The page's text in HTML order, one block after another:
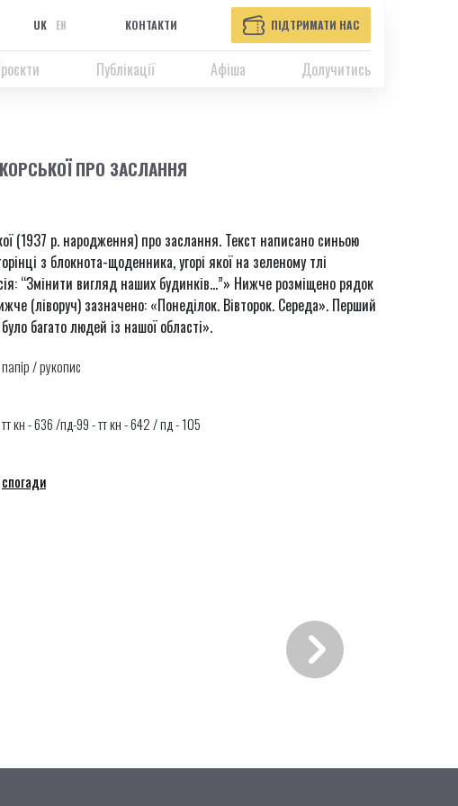
UK EN КОНТАКТИ ПІДТРИМАТИ НАС
Публікації Афіша Долучитись
ПРО ЗАСЛАННЯ
(1937 р. народження) про заслання. Текст написано синьою
з блокнота-щоденника, угорі якої на зеленому тлі
“Змінити вигляд наших будинків…”» Нижче розміщено рядок
(ліворуч) зазначено: «Понеділок. Вівторок. Середа». Перший
багато людей із нашої області».
папір / рукопис
тт кн - 636 /пд-99 - тт кн - 642 / пд - 105
спогади